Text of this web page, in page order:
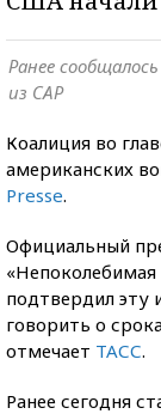
Ранее
из САР
Коалиция во
американских
Presse.
Официальный
подтвердил эту
говорить о
отмечает ТАСС.
Ранее сегодня